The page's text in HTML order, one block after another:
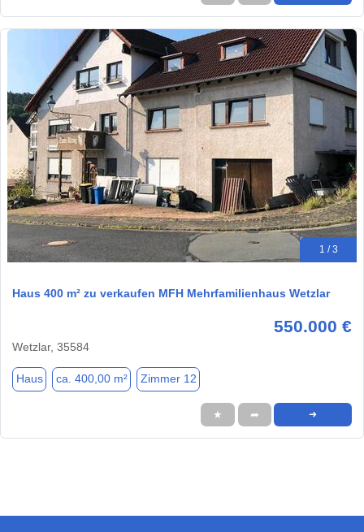
1 / 3
Haus 400 m² zu verkaufen MFH Mehrfamilienhaus Wetzlar
550.000 €
Wetzlar, 35584
Haus ca. 400,00 m² Zimmer 12
★ ➦ ➜